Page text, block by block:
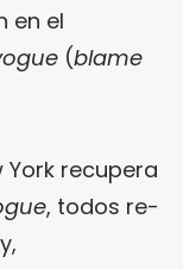
en el
(blame
York recupera
, todos re-